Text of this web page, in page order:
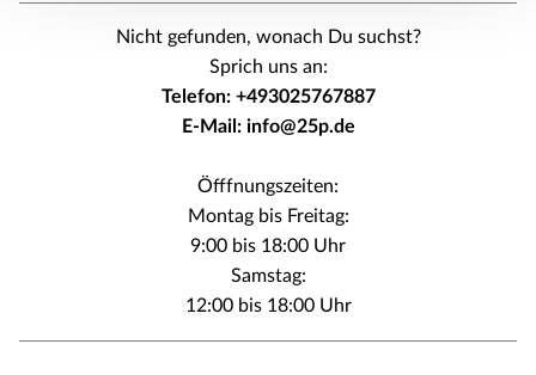
Nicht gefunden, wonach Du suchst?
Sprich uns an:
Telefon: +493025767887
E-Mail: info@25p.de
Öfffnungszeiten:
Montag bis Freitag:
9:00 bis 18:00 Uhr
Samstag:
12:00 bis 18:00 Uhr